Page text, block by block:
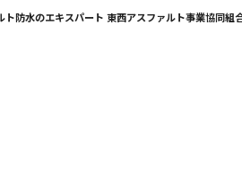
ト防水のエキスパート 東西アスファルト事業協同組